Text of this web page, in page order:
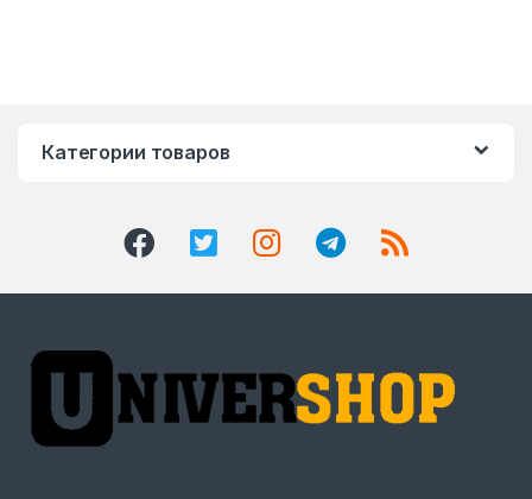
Категории товаров